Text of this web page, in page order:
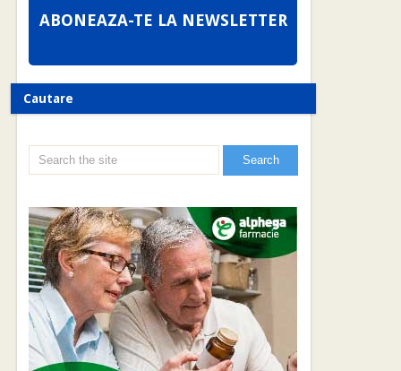
ABONEAZA-TE LA NEWSLETTER
Cautare